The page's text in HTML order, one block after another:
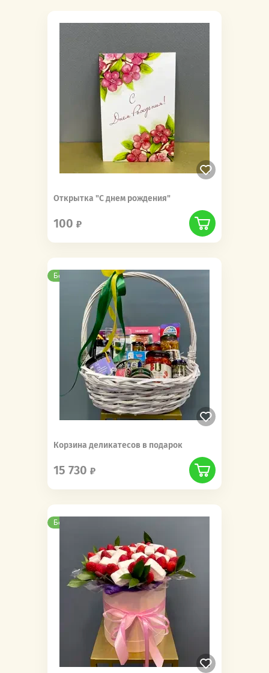
Открытка "С днем рождения"
100
Бесплатная доставка
Корзина деликатесов в подарок
15 730
Бесплатная доставка